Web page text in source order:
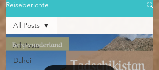
Reiseberichte
All Posts
Dahei
All Posts